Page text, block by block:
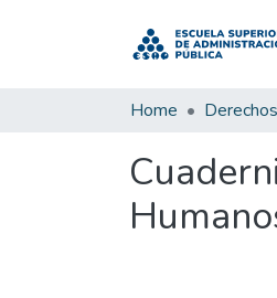
Home